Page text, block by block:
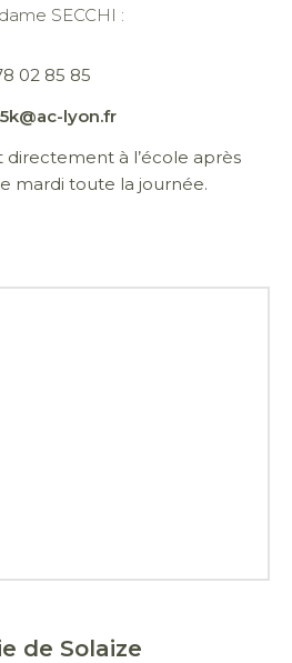
SECCHI :
02 85 85
lyon.fr
directement à l’école après
mardi toute la journée.
de Solaize